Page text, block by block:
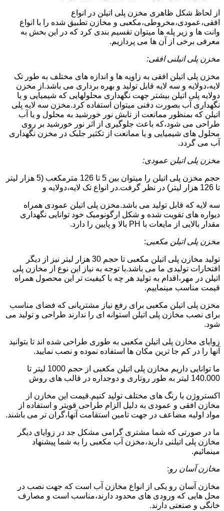
از لحاظ شکل ظاهری مخزن پلی اتیلن در انواع
افقی،عمودی،مخروطی،مکعبی و مخازن تطبیق شده را با انواع
وانت ها و زیر پله ها میتوان تقسیم بندی کرد که در این بخش به
معرفی برخی از آن ها می پردازیم.
مخزن پلی اتیلنی افقی:
مخزن پلی اتیلن افقی به زاویه ها و اندازه های مختلف به طور تک
لایه،دولایه و سه لایه قابل تولید و بهره برداری می باشد.از مخزن
دولایه پلی اتیلن بیشتر جهت نگهداری محلولهایی که شیمیایی و یا
نگهداری آب بصورت دفنی میتوان استفاده کرد.مخزن سه لایه پلی
اتیلن که بمنظور ممانعت از تابش نور خورشید به محلول و یا آب
طراحی می شود،که باعث جلوگیری از اثر نور خورشید بر روی
محلول های شیمیایی و یا ممانعت از تکثیر جلبک در مخزن نگهداری
آب می گردد.
مخزن پلی اتیلن عمودی:
حجم مخزن پلی اتیلن را میتوان بین 5 تا 126 مترمکعب (5 هزار لیتر
تا 126 هزار لیتر) در نظر گرفت.در انواع تک لایه،دولایه و
سه لایه که قابل تولید می باشد.مخزن پلی اتیلن عمودی همراه
دیواره های تقویت شده و شکل ارگونومیک خود توانایی نگهداری
مقدار بالایی از مایعات با PH بالا و پایین را دارد.
مخزن پلی اتیلن مکعبی:
تولید مخازن پلی اتیلن مکعبی تا حجم 30 هزار لیتر نیز از دیگر
افتخارات تولیدی ما می باشد.با توجه به نیاز این نوع از مخازن پلی
اتیلن در مهر،اقدام به تولید هر چه با کیفیت تر این محصول همراه
قیمت مناسب مینماییم.
مخزن پلی اتیلن مکعبی برای رفع نیاز مشتریانی که فضای مناسب
برای نصب مخازن پلی اتیلن استوانه ای را ندارند طراحی و تولید می
شود.
زوایای مخازن پلی اتیلن مکعبی به طوری طراحی شده اند تا بتوانید
آنها را در کم جا ترین مکان ها استفاده نموده و نصب نمایید.
ما توانایی داریم مخازن پلی اتیلن مکعبی از حجم 1000 لیتر تا
140.000 لیتر به طور روتاری و دوجداره در قالب های روش
اکستروژن با رنگ های مختلف تولید کنیم.قیمت این مخازن از
مخازن افقی و عمودی به دلیل الزام طراحی قویتر و استفاده از
مواد اولیه مضاعف در جهت تامین استقامت آنها،گران تر می باشند.
ما در صورتی که شما مشتری گرامی مشکل جد در زوایای دیگر
مخازن پلی اتیلنی دارید،مخزن آب مکعبی را به شما پیشنهاد
مینمائیم.
مخازن آسان رو:
مخازن آسان رو یکی از انواع مخازن آب است که جهت نصب در
محل هایی که ورودی های محدود دارند،مناسب است و مصارف
خانگی و صنعتی دارند.